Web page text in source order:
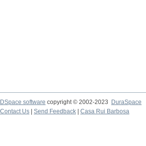
DSpace software copyright © 2002-2023
DuraSpace
Contact Us
Send Feedback Casa Rui Barbosa